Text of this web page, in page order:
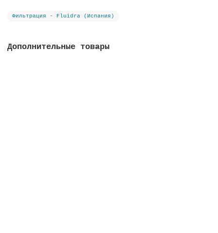
Фильтрация - Fluidra (Испания)
Дополнительные товары